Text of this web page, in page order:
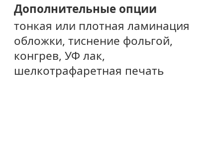
Дополнительные опции
тонкая или плотная ламинация
обложки, тиснение фольгой,
конгрев, УФ лак,
шелкотрафаретная печать